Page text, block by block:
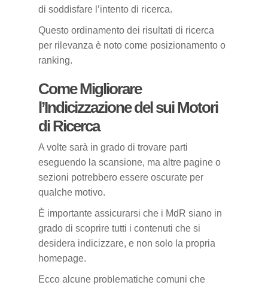
di soddisfare l’intento di ricerca.
Questo ordinamento dei risultati di ricerca
per rilevanza è noto come posizionamento o
ranking.
Come Migliorare
l’Indicizzazione del sui Motori
di Ricerca
A volte sarà in grado di trovare parti
eseguendo la scansione, ma altre pagine o
sezioni potrebbero essere oscurate per
qualche motivo.
È importante assicurarsi che i MdR siano in
grado di scoprire tutti i contenuti che si
desidera indicizzare, e non solo la propria
homepage.
Ecco alcune problematiche comuni che